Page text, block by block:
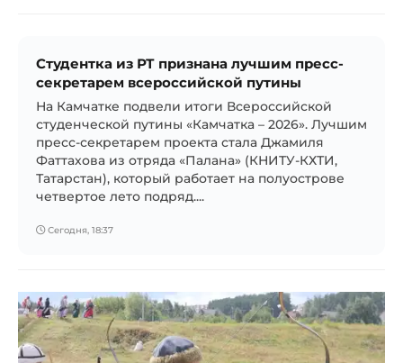
Студентка из РТ признана лучшим пресс-
секретарем всероссийской путины
На Камчатке подвели итоги Всероссийской
студенческой путины «Камчатка – 2026». Лучшим
пресс-секретарем проекта стала Джамиля
Фаттахова из отряда «Палана» (КНИТУ-КХТИ,
Татарстан), который работает на полуострове
четвертое лето подряд....
Сегодня, 18:37